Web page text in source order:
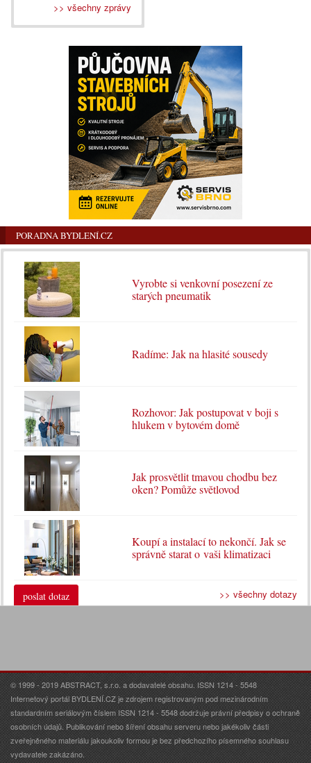
>> všechny zprávy
PORADNA BYDLENÍ.CZ
Vyrobte si venkovní posezení ze
starých pneumatik
Radíme: Jak na hlasité sousedy
Rozhovor: Jak postupovat v boji s
hlukem v bytovém domě
Jak prosvětlit tmavou chodbu bez
oken? Pomůže světlovod
Koupí a instalací to nekončí. Jak se
správně starat o vaši klimatizaci
poslat dotaz >> všechny dotazy
© 1999 - 2019 ABSTRACT, s.r.o. a dodavatelé obsahu. ISSN 1214 - 5548
Internetový portál BYDLENÍ.CZ je zdrojem registrovaným pod mezinárodním
standardním seriálovým číslem ISSN 1214 - 5548 dodržuje právní předpisy o ochraně
osobních údajů. Publikování nebo šíření obsahu serveru nebo jakékoliv části
zveřejněného materiálu jakoukoliv formou je bez předchozího písemného souhlasu
vydavatele zakázáno.